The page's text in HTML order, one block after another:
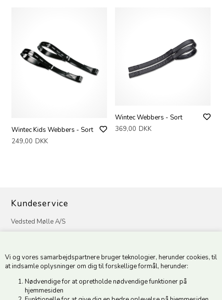
Vi og vores samarbejdspartnere bruger teknologier, herunder cookies, til
at indsamle oplysninger om dig til forskellige formål, herunder:
Nødvendige for at opretholde nødvendige funktioner på
hjemmesiden
Wintec Kids Webbers - Sort
249,00 DKK
Wintec Webbers - Sort
369,00 DKK
Kundeservice
Vedsted Mølle A/S
CVR 49879415 Mailvedstedmoelle@post.tele.dk
Åbningstider: Man-Fre 9.00-17.00 | Middagslukket 12.00-12.30 |